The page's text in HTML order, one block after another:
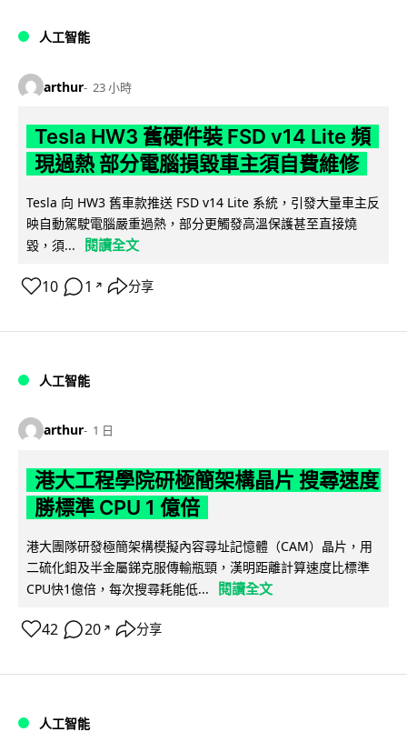
人工智能
arthur 23 小時
Tesla HW3 舊硬件裝 FSD v14 Lite 頻
現過熱 部分電腦損毀車主須自費維修
Tesla 向 HW3 舊車款推送 FSD v14 Lite 系統，引發大量車主反
映自動駕駛電腦嚴重過熱，部分更觸發高溫保護甚至直接燒
毀，須...
閱讀全文
10 1 ↗ 分享
人工智能
arthur 1 日
港大工程學院研極簡架構晶片 搜尋速度
勝標準 CPU 1 億倍
港大團隊研發極簡架構模擬內容尋址記憶體（CAM）晶片，用
二硫化鉬及半金屬銻克服傳輸瓶頸，漢明距離計算速度比標準
CPU快1億倍，每次搜尋耗能低...
閱讀全文
42 20 ↗ 分享
人工智能